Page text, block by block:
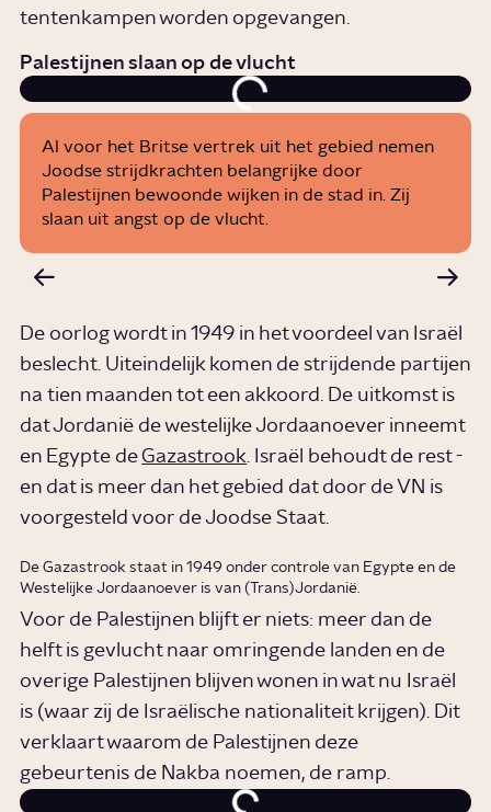
tentenkampen worden opgevangen.
Palestijnen slaan op de vlucht
Al voor het Britse vertrek uit het gebied nemen
Joodse strijdkrachten belangrijke door
Palestijnen bewoonde wijken in de stad in. Zij
slaan uit angst op de vlucht.
De oorlog wordt in 1949 in het voordeel van Israël
beslecht. Uiteindelijk komen de strijdende partijen
na tien maanden tot een akkoord. De uitkomst is
dat Jordanië de westelijke Jordaanoever inneemt
en Egypte deGazastrook. Israël behoudt de rest -
en dat is meer dan het gebied dat door de VN is
voorgesteld voor de Joodse Staat.
De Gazastrook staat in 1949 onder controle van Egypte en de
Westelijke Jordaanoever is van (Trans)Jordanië.
Voor de Palestijnen blijft er niets: meer dan de
helft is gevlucht naar omringende landen en de
overige Palestijnen blijven wonen in wat nu Israël
is (waar zij de Israëlische nationaliteit krijgen). Dit
verklaart waarom de Palestijnen deze
gebeurtenis de Nakba noemen, de ramp.